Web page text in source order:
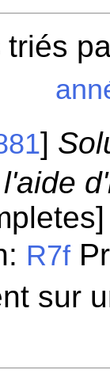
triés
]
R7f
sur